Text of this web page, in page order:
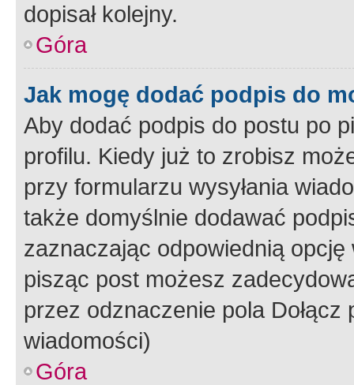
dopisał kolejny.
Góra
Jak mogę dodać podpis do
Aby dodać podpis do postu po
profilu. Kiedy już to zrobisz
przy formularzu wysyłania
także domyślnie dodawać
zaznaczając odpowiednią
pisząc post możesz
przez odznaczenie pola
wiadomości)
Góra